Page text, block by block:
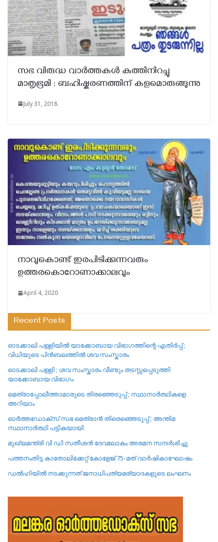
സഭ വിരുദ്ധ വാര്‍ത്തകള്‍ കുത്തിനിറച്ചു
മാതൃഭൂമി ; ബഹിഷ്കരണത്തിന് കളമൊരുങ്ങുന്നു
July 31, 2018
നാവുകൊണ്ട് ഇരപിടിക്കുന്നവരും
ഉത്തരകൊറോണാക്കാലവും
April 4, 2020
Recent Posts
ഓടക്കാലി പള്ളിയിൽ യാക്കോബായ വിഭാഗത്തിന്റെ എതിർപ്പ് ;
വിധിയുടെ പിൻബലത്തിൽ ശവ സംസ്കാരം
ഓടക്കാലി പള്ളി ; ശവ സംസ്കാരം വീണ്ടും തടസ്സപ്പെടുത്തി
യാക്കോബായ വിഭാഗം
മെത്രാപ്പോലീത്താമാരുടെ തിരഞ്ഞെടുപ്പ് ; സ്ഥാനാർത്ഥികളെ
അറിയാം
ഓർത്തഡോക്സ് സഭ മെത്രാൻ തിരെഞ്ഞെടുപ്പ് ; അന്തിമ
സ്ഥാനാർത്ഥി പട്ടികയായി
മുഖ്യമന്ത്രി വി ഡി സതീശൻ ദേവലോകം അരമന സന്ദർശിച്ചു
പത്തനംതിട്ട കാതോലിക്കേറ്റ്‌ കോളേജ്‌ 75-മത് വാർഷികാഘോഷം
ഡൽഹിയിൽ നടക്കുന്നത് ജനാധിപത്യമര്യാദകളുടെ ലംഘനം